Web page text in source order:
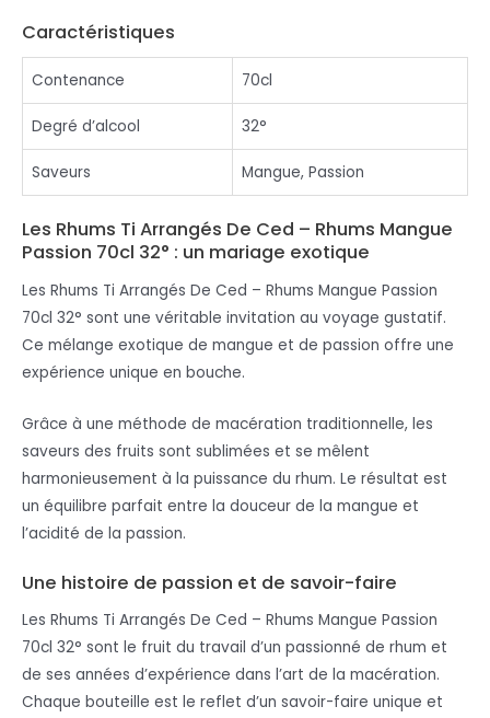
Caractéristiques
Contenance 70cl
Degré d’alcool 32°
Saveurs Mangue, Passion
Les Rhums Ti Arrangés De Ced – Rhums Mangue
Passion 70cl 32° : un mariage exotique
Les Rhums Ti Arrangés De Ced – Rhums Mangue Passion
70cl 32° sont une véritable invitation au voyage gustatif.
Ce mélange exotique de mangue et de passion offre une
expérience unique en bouche.
Grâce à une méthode de macération traditionnelle, les
saveurs des fruits sont sublimées et se mêlent
harmonieusement à la puissance du rhum. Le résultat est
un équilibre parfait entre la douceur de la mangue et
l’acidité de la passion.
Une histoire de passion et de savoir-faire
Les Rhums Ti Arrangés De Ced – Rhums Mangue Passion
70cl 32° sont le fruit du travail d’un passionné de rhum et
de ses années d’expérience dans l’art de la macération.
Chaque bouteille est le reflet d’un savoir-faire unique et